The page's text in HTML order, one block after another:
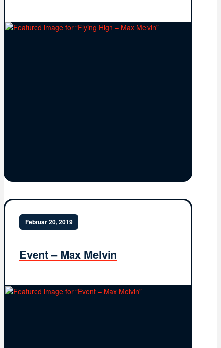
Februar 20, 2019
Event – Max Melvin